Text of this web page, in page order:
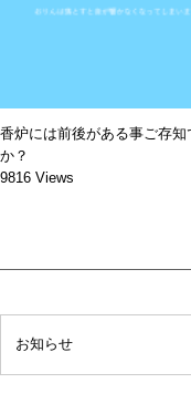
香炉には前後がある事ご存知
か？
9816 Views
お知らせ